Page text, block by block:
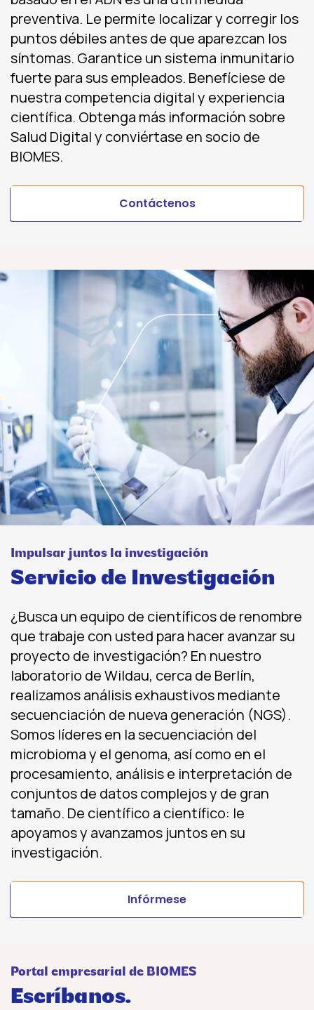
preventiva. Le permite localizar y corregir los
puntos débiles antes de que aparezcan los
síntomas. Garantice un sistema inmunitario
fuerte para sus empleados. Benefíciese de
nuestra competencia digital y experiencia
científica. Obtenga más información sobre
Salud Digital y conviértase en socio de
BIOMES.
Contáctenos
Impulsar juntos la investigación
Servicio de Investigación
¿Busca un equipo de científicos de renombre
que trabaje con usted para hacer avanzar su
proyecto de investigación? En nuestro
laboratorio de Wildau, cerca de Berlín,
realizamos análisis exhaustivos mediante
secuenciación de nueva generación (NGS).
Somos líderes en la secuenciación del
microbioma y el genoma, así como en el
procesamiento, análisis e interpretación de
conjuntos de datos complejos y de gran
tamaño. De científico a científico: le
apoyamos y avanzamos juntos en su
investigación.
Infórmese
Portal empresarial de BIOMES
Escríbanos.